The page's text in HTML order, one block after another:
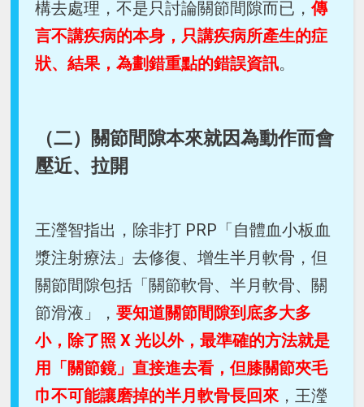
構去處理，不是只討論關節間隙而已，傳
言不講疾病的本身，只講疾病所產生的症
狀、結果，為劃錯重點的錯誤資訊。
（二）關節間隙本來就因為動作而會
壓近、拉開
王瀅智指出，除非打 PRP「自體血小板血
漿注射療法」去修復、增生半月軟骨，但
關節間隙包括「關節軟骨、半月軟骨、關
節滑液」，要知道關節間隙到底多大多
小，除了照 X 光以外，最準確的方法就是
用「關節鏡」直接進去看，但膝關節夾毛
巾不可能讓磨掉的半月軟骨長回來，王瀅